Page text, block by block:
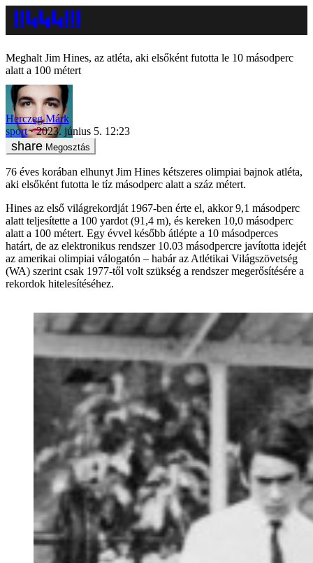
Meghalt Jim Hines, az atléta, aki elsőként futotta le 10 másodperc
alatt a 100 métert
Herczeg Márk
sport
2023. június 5. 12:23
Megosztás
76 éves korában elhunyt Jim Hines kétszeres olimpiai bajnok atléta,
aki elsőként futotta le tíz másodperc alatt a száz métert.
Hines az első világrekordját 1967-ben érte el, akkor 9,1 másodperc
alatt teljesítette a 100 yardot (91,4 m), és kereken 10,0 másodperc
alatt a 100 métert. Egy évvel később átlépte a 10 másodperces
határt, de az elektronikus rendszer 10.03 másodpercre javította idejét
az amerikai olimpiai válogatón – habár az Atlétikai Világszövetség
(WA) szerint csak 1977-től volt szükség a rendszer megerősítésére a
rekordok hitelesítéséhez.